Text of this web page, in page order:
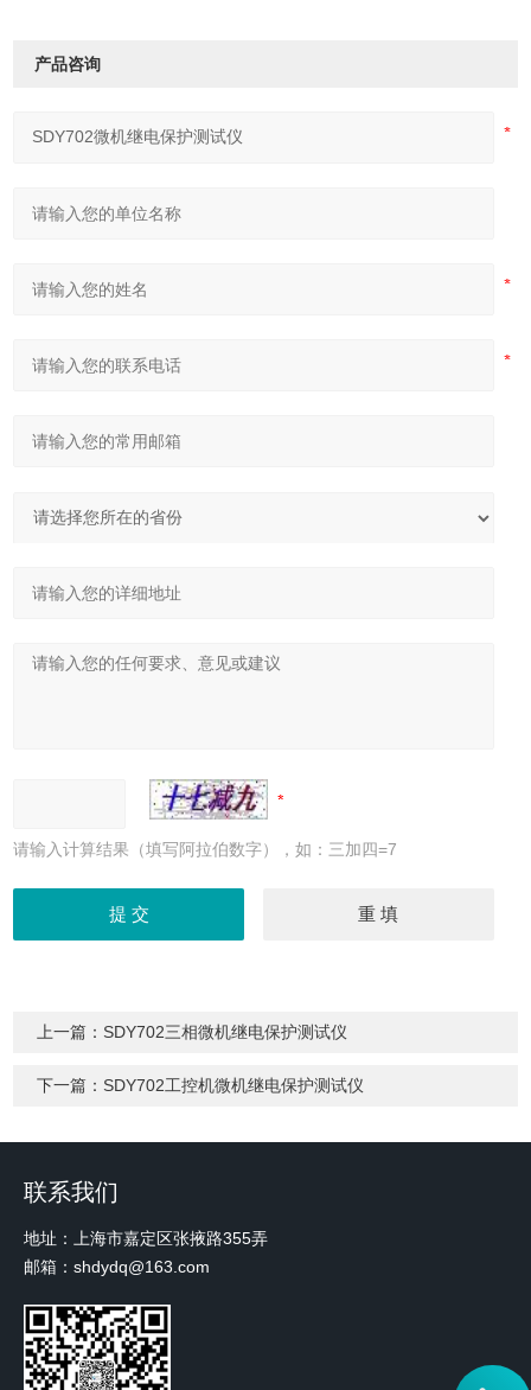
产品咨询
请输入计算结果（填写阿拉伯数字），如：三加四=7
上一篇： SDY702三相微机继电保护测试仪
下一篇： SDY702工控机微机继电保护测试仪
联系我们
地址：上海市嘉定区张掖路355弄
邮箱：shdydq@163.com